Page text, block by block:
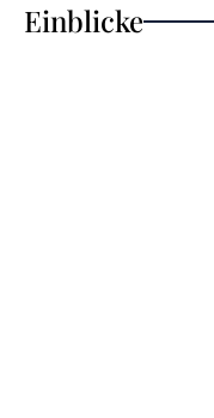
Einblicke